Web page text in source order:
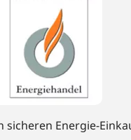
sicheren Energie-